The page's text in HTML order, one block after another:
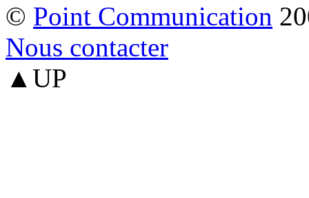
© Point Communication
Nous contacter
▲UP